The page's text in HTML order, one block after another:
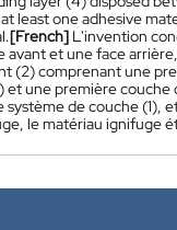
least one adhesive
[French] L'invention
et une face
(2) comprenant une
une première
de couche (1),
le matériau ignifuge